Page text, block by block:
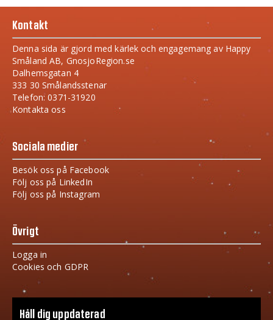
Kontakt
Denna sida är gjord med kärlek och engagemang av Happy
Småland AB, GnosjoRegion.se
Dalhemsgatan 4
333 30 Smålandsstenar
Telefon: 0371-31920
Kontakta oss
Sociala medier
Besök oss på Facebook
Följ oss på LinkedIn
Följ oss på Instagram
Övrigt
Logga in
Cookies och GDPR
Håll dig uppdaterad